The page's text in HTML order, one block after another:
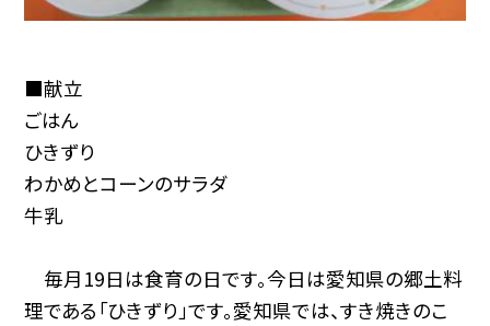
■献立
ごはん
ひきずり
わかめとコーンのサラダ
牛乳
毎月19日は食育の日です。今日は愛知県の郷土料
理である「ひきずり」です。愛知県では、すき焼きのこ